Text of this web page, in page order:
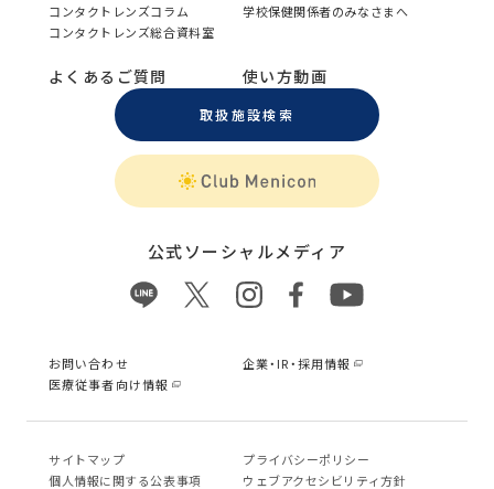
コンタクトレンズコラム
学校保健関係者のみなさまへ
コンタクトレンズ総合資料室
よくあるご質問 使い方動画
取扱施設検索
公式ソーシャルメディア
お問い合わせ
企業・IR・採用情報
医療従事者向け情報
サイトマップ
プライバシーポリシー
個⼈情報に関する公表事項
ウェブアクセシビリティ方針